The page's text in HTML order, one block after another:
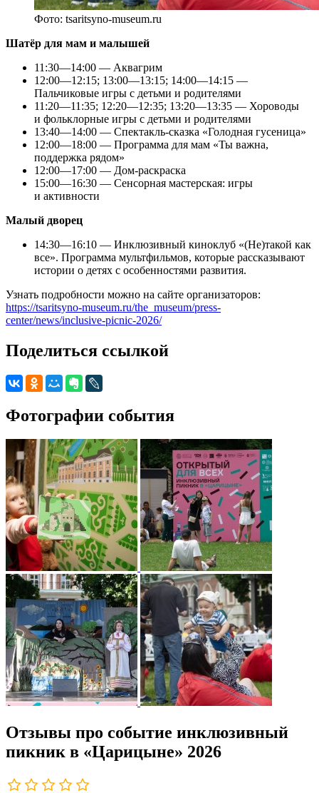
Фото: tsaritsyno-museum.ru
Шатёр для мам и малышей
11:30—14:00 — Аквагрим
12:00—12:15; 13:00—13:15; 14:00—14:15 —
Пальчиковые игры с детьми и родителями
11:20—11:35; 12:20—12:35; 13:20—13:35 — Хороводы
и фольклорные игры с детьми и родителями
13:40—14:00 — Спектакль-сказка «Голодная гусеница»
12:00—18:00 — Программа для мам «Ты важна,
поддержка рядом»
12:00—17:00 — Дом-раскраска
15:00—16:30 — Сенсорная мастерская: игры
и активности
Малый дворец
14:30—16:10 — Инклюзивный киноклуб «(Не)такой как
все». Программа мультфильмов, которые рассказывают
истории о детях с особенностями развития.
Узнать подробности можно на сайте организаторов:
https://tsaritsyno-museum.ru/the_museum/press-
center/news/inclusive-picnic-2026/
Поделиться ссылкой
Фотографии события
Отзывы про событие инклюзивный
пикник в «Царицыне» 2026